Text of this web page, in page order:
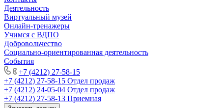
Деятельность
Виртуальный музей
Онлайн-тренажеры
Учимся с ВДПО
Добровольчество
Социально-ориентированная деятельность
События
+7 (4212) 27-58-15
+7 (4212) 27-58-15 Отдел продаж
+7 (4212) 24-05-04 Отдел продаж
+7 (4212) 27-58-13 Приемная